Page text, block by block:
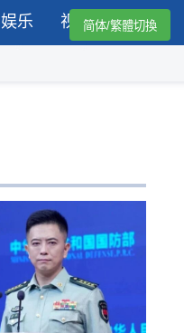
娱乐 视频简体/繁體切換